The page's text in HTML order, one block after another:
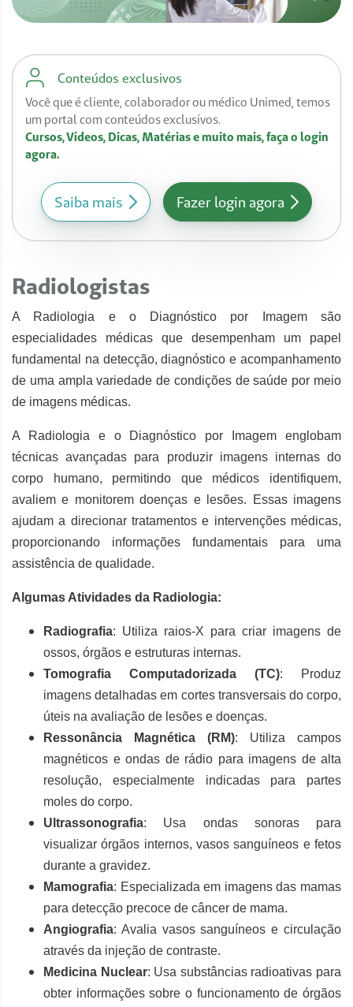
Conteúdos exclusivos
Você que é cliente, colaborador ou médico Unimed, temos
um portal com conteúdos exclusívos.
Cursos, Vídeos, Dicas, Matérias e muito mais, faça o login
agora.
Saiba mais Fazer login agora
Radiologistas
A Radiologia e o Diagnóstico por Imagem são
especialidades médicas que desempenham um papel
fundamental na detecção, diagnóstico e acompanhamento
de uma ampla variedade de condições de saúde por meio
de imagens médicas.
A Radiologia e o Diagnóstico por Imagem englobam
técnicas avançadas para produzir imagens internas do
corpo humano, permitindo que médicos identifiquem,
avaliem e monitorem doenças e lesões. Essas imagens
ajudam a direcionar tratamentos e intervenções médicas,
proporcionando informações fundamentais para uma
assistência de qualidade.
Algumas Atividades da Radiologia:
Radiografia: Utiliza raios-X para criar imagens de
ossos, órgãos e estruturas internas.
Tomografia Computadorizada (TC): Produz
imagens detalhadas em cortes transversais do corpo,
úteis na avaliação de lesões e doenças.
Ressonância Magnética (RM): Utiliza campos
magnéticos e ondas de rádio para imagens de alta
resolução, especialmente indicadas para partes
moles do corpo.
Ultrassonografia: Usa ondas sonoras para
visualizar órgãos internos, vasos sanguíneos e fetos
durante a gravidez.
Mamografia: Especializada em imagens das mamas
para detecção precoce de câncer de mama.
Angiografia: Avalia vasos sanguíneos e circulação
através da injeção de contraste.
Medicina Nuclear: Usa substâncias radioativas para
obter informações sobre o funcionamento de órgãos